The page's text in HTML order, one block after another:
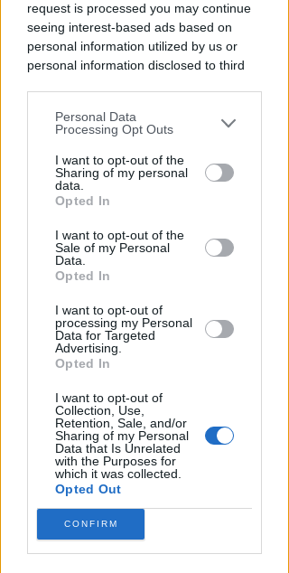
request is processed you may continue
seeing interest-based ads based on
personal information utilized by us or
personal information disclosed to third
You may separately opt-out of the further
disclosure of your personal information
by third parties on the IAB’s list of
downstream participants.
by us to third parties on the IAB’s List of
Downstream Participants that may
further disclose it to other third parties.
Personal Data
Processing Opt Outs
I want to opt-out of the
Sharing of my personal
data.
Opted In
I want to opt-out of the
Sale of my Personal
Data.
Opted In
I want to opt-out of
processing my Personal
Data for Targeted
Advertising.
Opted In
I want to opt-out of
Collection, Use,
Retention, Sale, and/or
Sharing of my Personal
Data that Is Unrelated
with the Purposes for
which it was collected.
Opted Out
CONFIRM
Viavai e odore di cannabinoidi.
Blitz nell'appartamento della
spacciatrice
Redazione